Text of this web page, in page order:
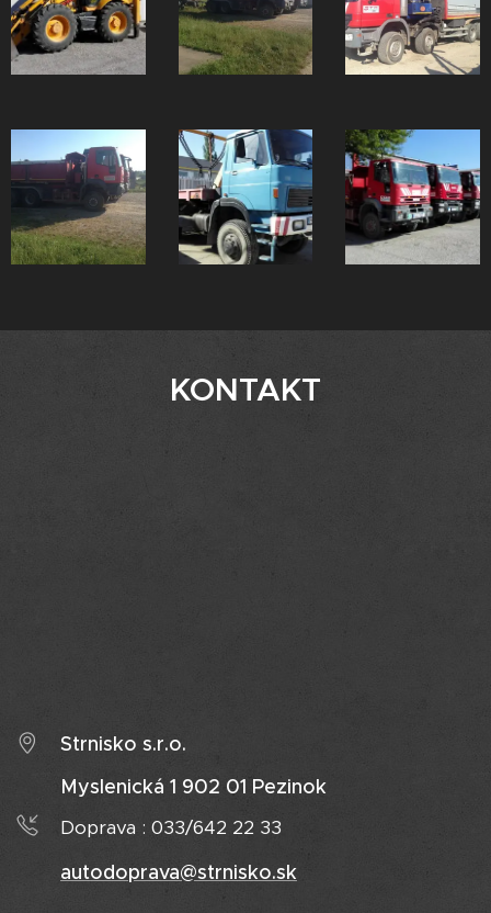
KONTAKT
Strnisko s.r.o.
Myslenická 1 902 01 Pezinok
Doprava : 033/642 22 33
autodoprava@strnisko.sk